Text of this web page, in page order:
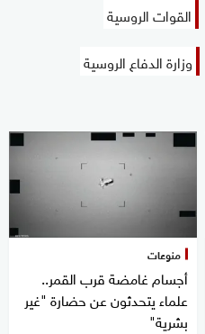
القوات الروسية
وزارة الدفاع الروسية
منوعات
أجسام غامضة قرب القمر..
علماء يتحدثون عن حضارة "غير
بشرية"